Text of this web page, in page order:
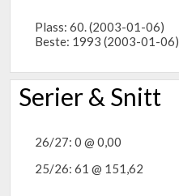
Plass: 60. (2003-01-06)
Beste: 1993 (2003-01-06)
Serier & Snitt
26/27: 0 @ 0,00
25/26: 61 @ 151,62